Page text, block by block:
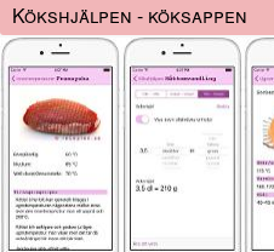
Kökshjälpen - köksappen